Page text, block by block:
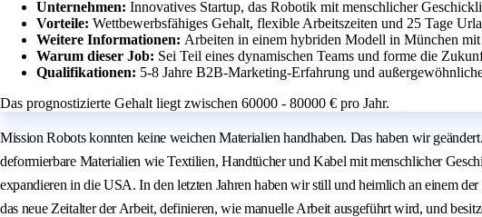
Unternehmen: Innovatives Startup, das Robotik mit menschlicher
Vorteile: Wettbewerbsfähiges Gehalt, flexible Arbeitszeiten und 25 Tage
Weitere Informationen: Arbeiten in einem hybriden Modell in München
Warum dieser Job: Sei Teil eines dynamischen Teams und forme die
Qualifikationen: 5-8 Jahre B2B-Marketing-Erfahrung und
Das prognostizierte Gehalt liegt zwischen 60000 - 80000 € pro Jahr.
Mission Robots konnten keine weichen Materialien handhaben. Das haben wir
deformierbare Materialien wie Textilien, Handtücher und Kabel mit menschlicher
expandieren in die USA. In den letzten Jahren haben wir still und heimlich an einem
das neue Zeitalter der Arbeit, definieren, wie manuelle Arbeit ausgeführt wird, und